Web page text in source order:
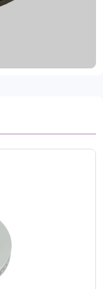
de los
de
y envío,
para un